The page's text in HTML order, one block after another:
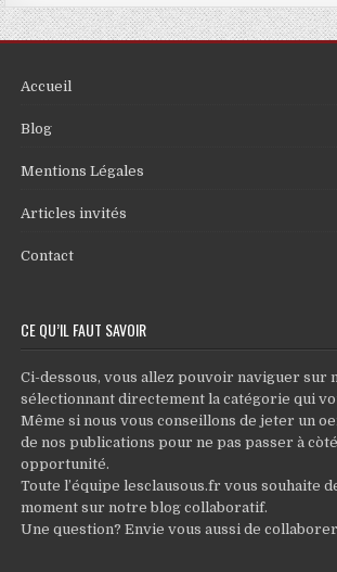
Accueil
Blog
Mentions Légales
Articles invités
Contact
CE QU’IL FAUT SAVOIR
Ci-dessous, vous allez pouvoir naviguer sur
sélectionnant directement la catégorie qui
Même si nous vous conseillons de jeter un
de nos publications pour ne pas passer à còté
opportunité.
Toute l’équipe lesclausous.fr vous souhaite
moment sur notre blog collaboratif.
Une question? Envie vous aussi de